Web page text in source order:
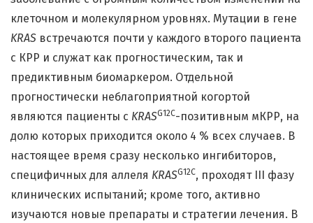
клеточном и молекулярном уровнях. Мутации в гене
KRAS встречаются почти у каждого второго пациента
с КРР и служат как прогностическим, так и
предиктивным биомаркером. Отдельной
прогностически неблагоприятной когортой
являются пациенты с KRASG12C-позитивным мКРР, на
долю которых приходится около 4 % всех случаев. В
настоящее время сразу несколько ингибиторов,
специфичных для аллеля KRASG12C, проходят III фазу
клинических испытаний; кроме того, активно
изучаются новые препараты и стратегии лечения. В